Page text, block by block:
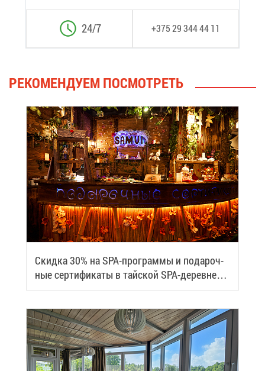
+375 29 344 44 11
24/7
РЕ­КО­МЕН­ДУ­ЕМ ПО­СМОТ­РЕТЬ
Скид­ка 30% на SPA-про­грам­мы и по­да­роч­
ные сер­ти­фи­ка­ты в тай­ской SPA-де­ревне
Samui